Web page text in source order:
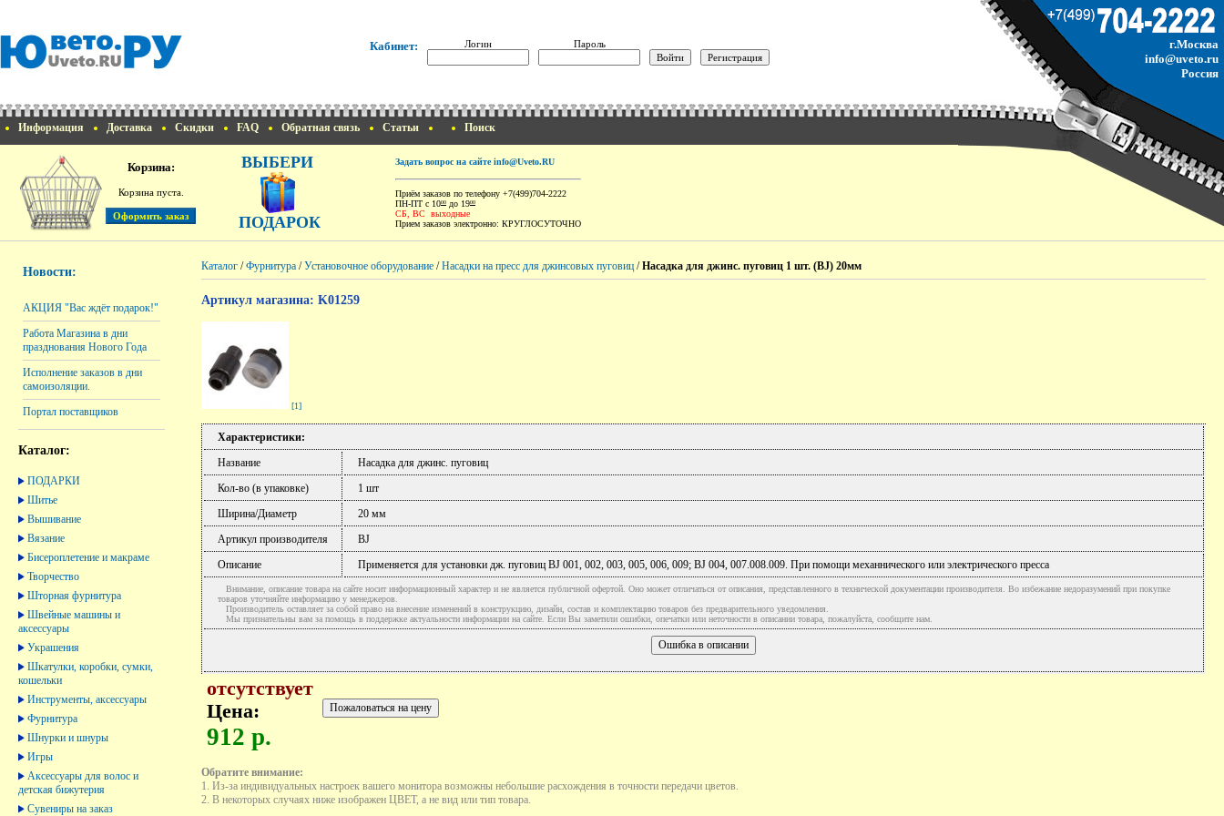
Кабинет: Логин Пароль
г.Москва
info@uveto.ru
Россия
Информация Доставка Скидки FAQ Обратная связь Статьи Поиск
Корзина:
Корзина пуста.
ВЫБЕРИ
ПОДАРОК
Задать вопрос на сайте info@Uveto.RU
Приём заказов по телефону +7(499)704-2222
ПН-ПТ с 1000 до 1900
СБ, ВС выходные
Прием заказов электронно: КРУГЛОСУТОЧНО
Новости:
АКЦИЯ "Вас ждёт подарок!"
Работа Магазина в дни
празднования Нового Года
Исполнение заказов в дни
самоизоляции.
Портал поставщиков
Каталог:
ПОДАРКИ
Шитье
Вышивание
Вязание
Бисероплетение и макраме
Творчество
Шторная фурнитура
Швейные машины и
аксессуары
Украшения
Шкатулки, коробки, сумки,
кошельки
Инструменты, аксессуары
Фурнитура
Шнурки и шнуры
Игры
Аксессуары для волос и
детская бижутерия
Сувениры на заказ
Каталог /Фурнитура /Установочное оборудование /Насадки на пресс для джинсовых пуговиц /Насадка для джинс. пуговиц 1 шт. (BJ) 20мм
Артикул магазина: K01259
[1]
Характеристики:
Название
Насадка для джинс. пуговиц
Кол-во (в упаковке)
1 шт
Ширина/Диаметр
20 мм
Артикул производителя
BJ
Описание
Применяется для установки дж. пуговиц BJ 001, 002, 003, 005, 006, 009; BJ 004, 007.008.009. При помощи механнического или электрического пресса
Внимание, описание товара на сайте носит информационный характер и не является публичной офертой. Оно может отличаться от описания, представленного в технической документации производителя. Во избежание недоразумений при покупке
товаров уточняйте информацию у менеджеров.
Производитель оставляет за собой право на внесение изменений в конструкцию, дизайн, состав и комплектацию товаров без предварительного уведомления.
Мы признательны вам за помощь в поддержке актуальности информации на сайте. Если Вы заметили ошибки, опечатки или неточности в описании товара, пожалуйста, сообщите нам.
отсутствует
Цена:
912 р.
Обратите внимание:
1. Из-за индивидуальных настроек вашего монитора возможны небольшие расхождения в точности передачи цветов.
2. В некоторых случаях ниже изображен ЦВЕТ, а не вид или тип товара.